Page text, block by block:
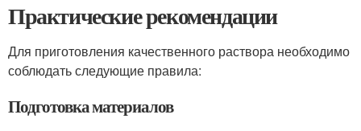
Практические рекомендации
Для приготовления качественного раствора необходимо
соблюдать следующие правила:
Подготовка материалов